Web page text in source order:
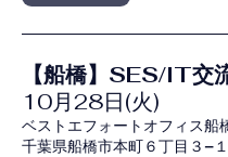
【船橋】SES/IT交
10月28日(火)
ベストエフォートオフィス船
千葉県船橋市本町６丁目３−